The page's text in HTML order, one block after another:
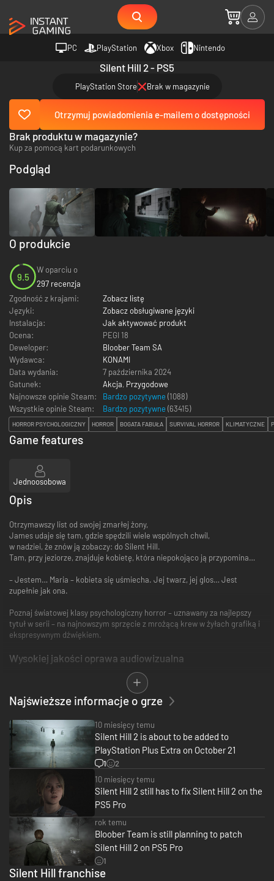
PC PlayStation Xbox Nintendo
Silent Hill 2 - PS5
PlayStation Store Brak w magazynie
Otrzymuj powiadomienia e-mailem o dostępności
Brak produktu w magazynie?
Kup za pomocą kart podarunkowych
O produkcie
9.5
W oparciu o
297 recenzja
Zgodność z krajami:
Zobacz listę
Języki:
Zobacz obsługiwane języki
Instalacja:
Jak aktywować produkt
Ocena:
PEGI 18
Deweloper:
Bloober Team SA
Wydawca:
KONAMI
Data wydania:
7 października 2024
Gatunek:
Akcja, Przygodowe
Najnowsze opinie Steam:
Bardzo pozytywne (1088)
Wszystkie opinie Steam:
Bardzo pozytywne (63415)
HORROR PSYCHOLOGICZNY HORROR BOGATA FABUŁA SURVIVAL HORROR KLIMATYCZNE
Podgląd
Game features
Jednoosobowa
Opis
Otrzymawszy list od swojej zmarłej żony,
James udaje się tam, gdzie spędzili wiele wspólnych chwil,
w nadziei, że znów ją zobaczy: do Silent Hill.
Tam, przy jeziorze, znajduje kobietę, która niepokojąco ją przypomina…
– Jestem… Maria – kobieta się uśmiecha. Jej twarz, jej glos… Jest
zupełnie jak ona.
Poznaj światowej klasy psychologiczny horror – uznawany za najlepszy
tytuł w serii – na najnowszym sprzęcie z mrożącą krew w żyłach grafiką i
ekspresywnym dźwiękiem.
Wysokiej jakości oprawa audiowizualna
Dzięki technologii śledzenia promieni i szeregowi innych przełomowych
innowacji graficznych świat SILENT HILL oraz jego przepełniona
niepokojem atmosfera nabierają jeszcze większego realizmu.
Wzbogacony, sugestywny krajobraz dźwiękowy przenosi gracza w sam
środek akcji.
Najświeższe informacje o grze
10 miesięcy temu
Silent Hill 2 is about to be added to
PlayStation Plus Extra on October 21
1
2
10 miesięcy temu
Silent Hill 2 still has to fix Silent Hill 2 on the
PS5 Pro
rok temu
Bloober Team is still planning to patch
Silent Hill 2 on PS5 Pro
1
Silent Hill franchise